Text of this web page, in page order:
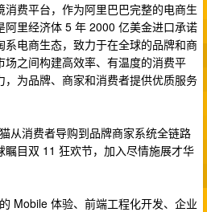
消费平台，作为阿里巴巴完整的电商生
阿里经济体 5 年 2000 亿美金进口承诺
系电商生态，致力于在全球的品牌和商
场之间构建高效率、有温度的消费平
，为品牌、商家和消费者提供优质服务
消费者导购到品牌商家系统全链路
瞩目双 11 狂欢节，加入尽情施展才华
Mobile 体验、前端工程化开发、企业